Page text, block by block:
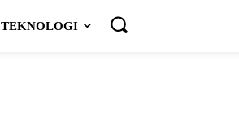
TEKNOLOGI